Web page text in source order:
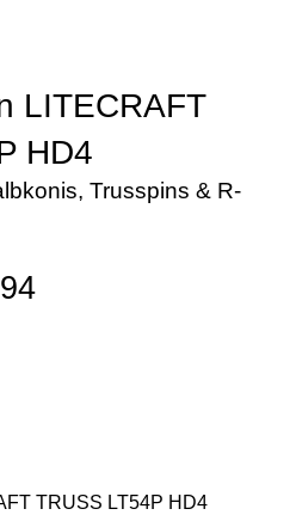
LITECRAFT
HD4
Trusspins & R-
TRUSS LT54P HD4